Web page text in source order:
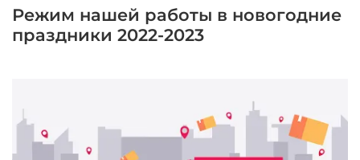
Режим нашей работы в новогодние
праздники 2022-2023